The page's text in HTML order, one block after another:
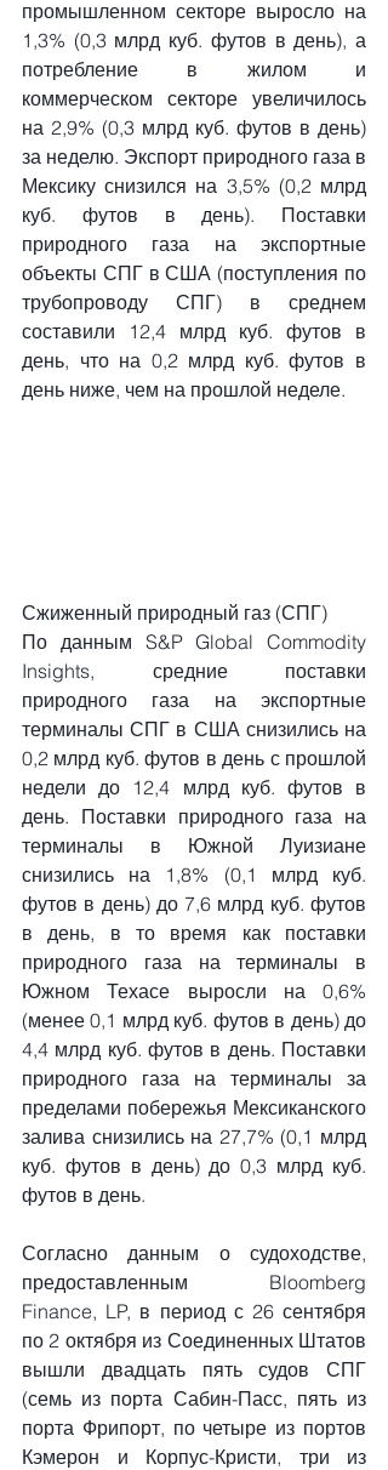
промышленном секторе выросло на
1,3% (0,3 млрд куб. футов в день), а
потребление в жилом и
коммерческом секторе увеличилось
на 2,9% (0,3 млрд куб. футов в день)
за неделю. Экспорт природного газа в
Мексику снизился на 3,5% (0,2 млрд
куб. футов в день). Поставки
природного газа на экспортные
объекты СПГ в США (поступления по
трубопроводу СПГ) в среднем
составили 12,4 млрд куб. футов в
день, что на 0,2 млрд куб. футов в
день ниже, чем на прошлой неделе.
Сжиженный природный газ (СПГ)
По данным S&P Global Commodity
Insights, средние поставки
природного газа на экспортные
терминалы СПГ в США снизились на
0,2 млрд куб. футов в день с прошлой
недели до 12,4 млрд куб. футов в
день. Поставки природного газа на
терминалы в Южной Луизиане
снизились на 1,8% (0,1 млрд куб.
футов в день) до 7,6 млрд куб. футов
в день, в то время как поставки
природного газа на терминалы в
Южном Техасе выросли на 0,6%
(менее 0,1 млрд куб. футов в день) до
4,4 млрд куб. футов в день. Поставки
природного газа на терминалы за
пределами побережья Мексиканского
залива снизились на 27,7% (0,1 млрд
куб. футов в день) до 0,3 млрд куб.
футов в день.
Согласно данным о судоходстве,
предоставленным Bloomberg
Finance, LP, в период с 26 сентября
по 2 октября из Соединенных Штатов
вышли двадцать пять судов СПГ
(семь из порта Сабин-Пасс, пять из
порта Фрипорт, по четыре из портов
Кэмерон и Корпус-Кристи, три из